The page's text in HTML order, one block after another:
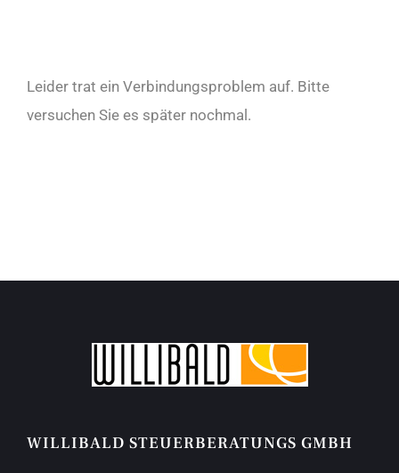
Leider trat ein Verbindungsproblem auf. Bitte
versuchen Sie es später nochmal.
WILLIBALD STEUERBERATUNGS GMBH